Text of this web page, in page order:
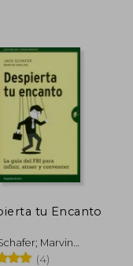
tu Encanto
Marvin
(4)